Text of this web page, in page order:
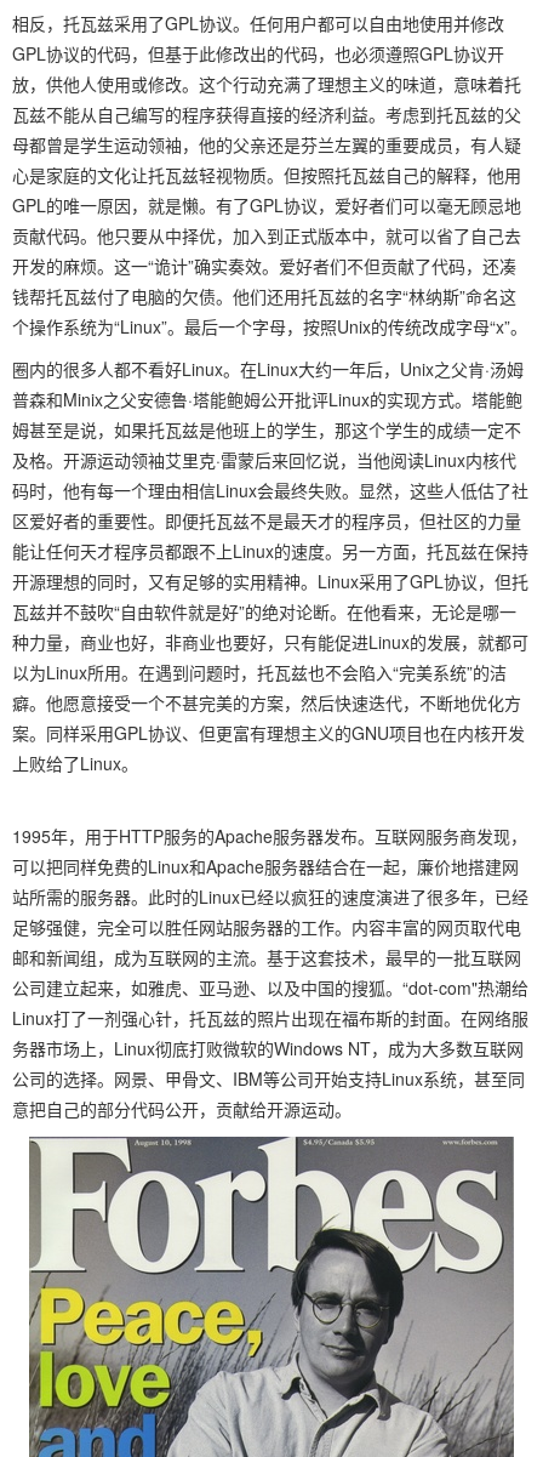
相反，托瓦兹采用了GPL协议。任何用户都可以自由地使用并修改
GPL协议的代码，但基于此修改出的代码，也必须遵照GPL协议开
放，供他人使用或修改。这个行动充满了理想主义的味道，意味着托
瓦兹不能从自己编写的程序获得直接的经济利益。考虑到托瓦兹的父
母都曾是学生运动领袖，他的父亲还是芬兰左翼的重要成员，有人疑
心是家庭的文化让托瓦兹轻视物质。但按照托瓦兹自己的解释，他用
GPL的唯一原因，就是懒。有了GPL协议，爱好者们可以毫无顾忌地
贡献代码。他只要从中择优，加入到正式版本中，就可以省了自己去
开发的麻烦。这一“诡计”确实奏效。爱好者们不但贡献了代码，还凑
钱帮托瓦兹付了电脑的欠债。他们还用托瓦兹的名字“林纳斯”命名这
个操作系统为“Linux”。最后一个字母，按照Unix的传统改成字母“x”。
圈内的很多人都不看好Linux。在Linux大约一年后，Unix之父肯·汤姆
普森和Minix之父安德鲁·塔能鲍姆公开批评Linux的实现方式。塔能鲍
姆甚至是说，如果托瓦兹是他班上的学生，那这个学生的成绩一定不
及格。开源运动领袖艾里克·雷蒙后来回忆说，当他阅读Linux内核代
码时，他有每一个理由相信Linux会最终失败。显然，这些人低估了社
区爱好者的重要性。即便托瓦兹不是最天才的程序员，但社区的力量
能让任何天才程序员都跟不上Linux的速度。另一方面，托瓦兹在保持
开源理想的同时，又有足够的实用精神。Linux采用了GPL协议，但托
瓦兹并不鼓吹“自由软件就是好”的绝对论断。在他看来，无论是哪一
种力量，商业也好，非商业也要好，只有能促进Linux的发展，就都可
以为Linux所用。在遇到问题时，托瓦兹也不会陷入“完美系统”的洁
癖。他愿意接受一个不甚完美的方案，然后快速迭代，不断地优化方
案。同样采用GPL协议、但更富有理想主义的GNU项目也在内核开发
上败给了Linux。
1995年，用于HTTP服务的Apache服务器发布。互联网服务商发现，
可以把同样免费的Linux和Apache服务器结合在一起，廉价地搭建网
站所需的服务器。此时的Linux已经以疯狂的速度演进了很多年，已经
足够强健，完全可以胜任网站服务器的工作。内容丰富的网页取代电
邮和新闻组，成为互联网的主流。基于这套技术，最早的一批互联网
公司建立起来，如雅虎、亚马逊、以及中国的搜狐。“dot-com"热潮给
Linux打了一剂强心针，托瓦兹的照片出现在福布斯的封面。在网络服
务器市场上，Linux彻底打败微软的Windows NT，成为大多数互联网
公司的选择。网景、甲骨文、IBM等公司开始支持Linux系统，甚至同
意把自己的部分代码公开，贡献给开源运动。